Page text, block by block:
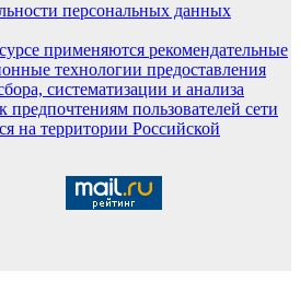
персональных данных
применяются рекомендательные
технологии предоставления
систематизации и анализа
предпочтениям пользователей сети
на территории Российской